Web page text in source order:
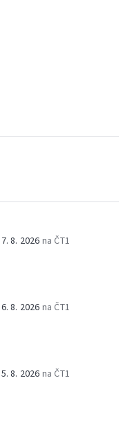
7. 8. 2026 na ČT1
6. 8. 2026 na ČT1
5. 8. 2026 na ČT1